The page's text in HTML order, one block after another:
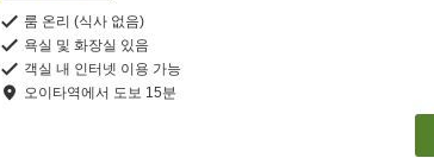
룸 온리 (식사 없음)
욕실 및 화장실 있음
객실 내 인터넷 이용 가능
오이타역에서 도보 15분